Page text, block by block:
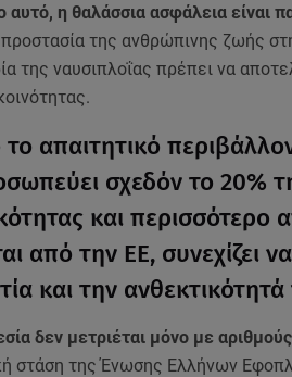
αυτό, η θαλάσσια ασφάλεια είναι
της ανθρώπινης ζωής
της ναυσιπλοΐας πρέπει να
απαιτητικό
σχεδόν το 20%
και
από την ΕΕ, συνεχίζει
και την
δεν μετριέται μόνο με αριθμούς
στάση της Ένωσης Ελλήνων